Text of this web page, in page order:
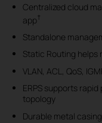
Centralized cloud
app†
Standalone
Static Routing
VLAN, ACL, QoS,
ERPS supports
topology
Durable metal